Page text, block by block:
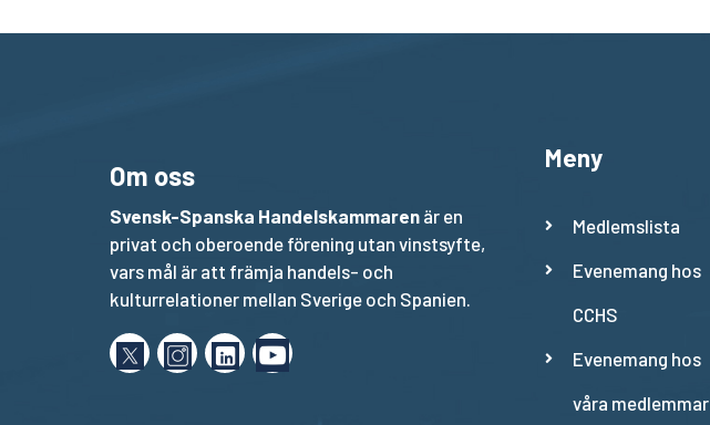
Om oss
Svensk-Spanska Handelskammaren är en
privat och oberoende förening utan vinstsyfte,
vars mål är att främja handels- och
kulturrelationer mellan Sverige och Spanien.
Meny
Medlemslista
Evenemang hos
CCHS
Evenemang hos
våra medlemmar